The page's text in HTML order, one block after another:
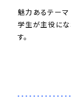
魅力あるテーマ
学生が主役に
す。